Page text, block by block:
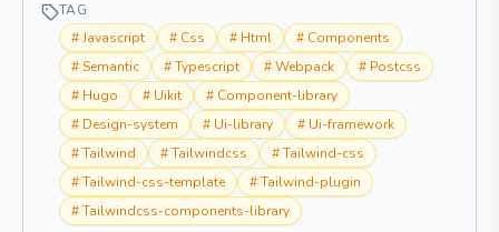
TAG
#Javascript # Css # Html # Components
#Semantic #Typescript #Webpack # Postcss
# Hugo # Uikit # Component-library
# Design-system # Ui-library # Ui-framework
#Tailwind #Tailwindcss #Tailwind-css
#Tailwind-css-template #Tailwind-plugin
#Tailwindcss-components-library